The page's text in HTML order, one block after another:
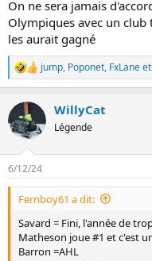
On ne sera jamais
Olympiques avec un
les aurait gagné
L
e
r
é
a
i
o
jump, Poponet, FxLane
WillyCat
Légende
6/12/24
Fernboy61 a dit:
Savard = Fini, l'année de
Matheson joue #1 et c'est
Barron =AHL